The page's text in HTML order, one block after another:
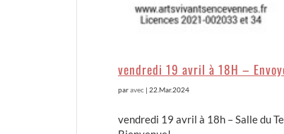
vendredi 19 avril à 18H –
paravec | 22.Mar.2024
vendredi 19 avril à 18h – Salle du